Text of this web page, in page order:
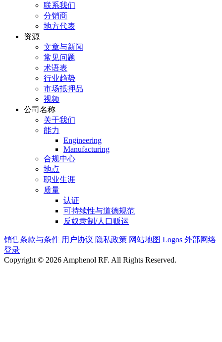
联系我们
分销商
地方代表
资源
文章与新闻
常见问题
术语表
行业趋势
市场抵押品
视频
公司名称
关于我们
能力
Engineering
Manufacturing
合规中心
地点
职业生涯
质量
认证
可持续性与道德规范
反奴隶制/人口贩运
销售条款与条件 用户协议 隐私政策 网站地图 Logos 外部网络
登录
Copyright © 2026 Amphenol RF. All Rights Reserved.